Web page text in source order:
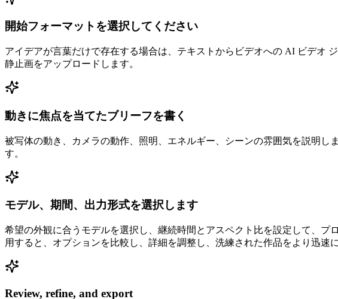
開始フォーマットを選択してください
アイデアが言葉だけで存在する場合は、テキストからビデオへの AI ビデオ
静止画をアップロードします。
動きに焦点を当てたブリーフを書く
被写体の動き、カメラの動作、照明、エネルギー、シーンの雰囲気を説明
す。
モデル、期間、出力形式を選択します
希望の外観に合うモデルを選択し、継続時間とアスペクト比を設定して、
用すると、オプションを比較し、詳細を調整し、洗練された作品をより迅速
Review, refine, and export